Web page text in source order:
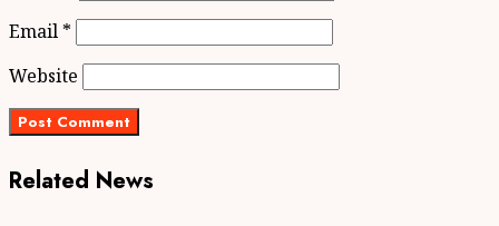
Email *
Website
Related News